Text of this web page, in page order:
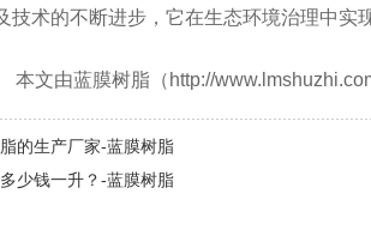
技术的不断进步，它在生态环境治理中实
本文由蓝膜树脂（http://
的生产厂家-蓝膜树脂
少钱一升？-蓝膜树脂